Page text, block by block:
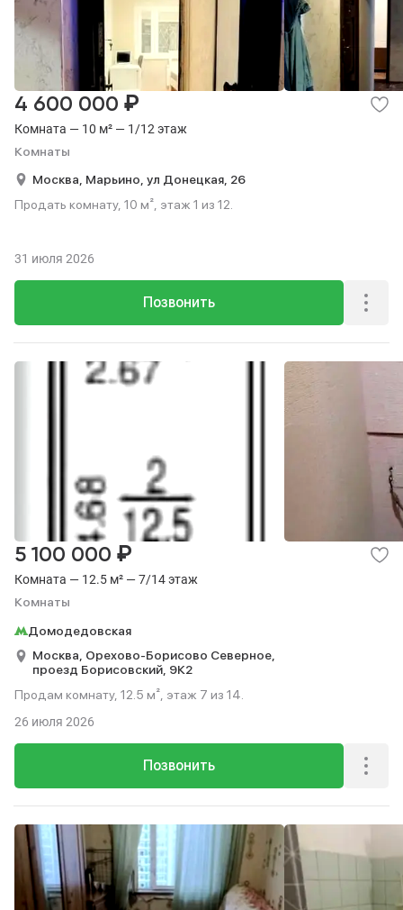
Комната — 10 м² — 1/12 этаж
Комнаты
4 600 000 ₽
Москва, Марьино, ул Донецкая, 26
Продать комнату, 10 м², этаж 1 из 12.
Позвонить
31 июля 2026
Комната — 12.5 м² — 7/14 этаж
Комнаты
5 100 000 ₽
Домодедовская
Москва, Орехово-Борисово Северное,
проезд Борисовский, 9К2
Продам комнату, 12.5 м², этаж 7 из 14.
Позвонить
26 июля 2026